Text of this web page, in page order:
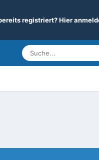
registriert? Hier